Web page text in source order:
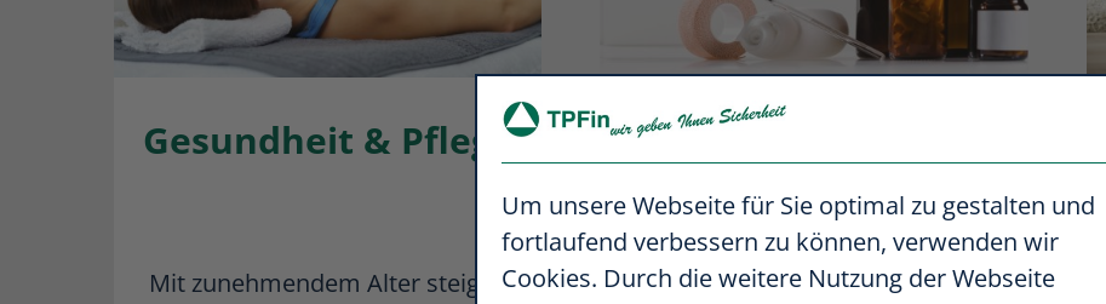
Um unsere Webseite für Sie optimal zu gestalten und
fortlaufend verbessern zu können, verwenden wir
Cookies. Durch die weitere Nutzung der Webseite
Gesundheit & Pflege
Mit zunehmendem Alter steigen
Krankenzusatz -
Versicherung
Zahnzusatzversicherung